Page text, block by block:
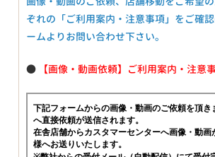
ぞれの「ご利用案内・注意事項」をご確
ームよりお問い合わせ下さい。
● 【画像・動画依頼】ご利用案内・注意